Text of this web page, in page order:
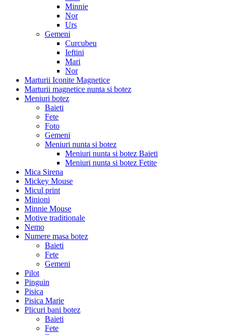
Minnie
Nor
Urs
Gemeni
Curcubeu
Ieftini
Mari
Nor
Marturii Iconite Magnetice
Marturii magnetice nunta si botez
Meniuri botez
Baieti
Fete
Foto
Gemeni
Meniuri nunta si botez
Meniuri nunta si botez Baieti
Meniuri nunta si botez Fetite
Mica Sirena
Mickey Mouse
Micul print
Minioni
Minnie Mouse
Motive traditionale
Nemo
Numere masa botez
Baieti
Fete
Gemeni
Pilot
Pinguin
Pisica
Pisica Marie
Plicuri bani botez
Baieti
Fete